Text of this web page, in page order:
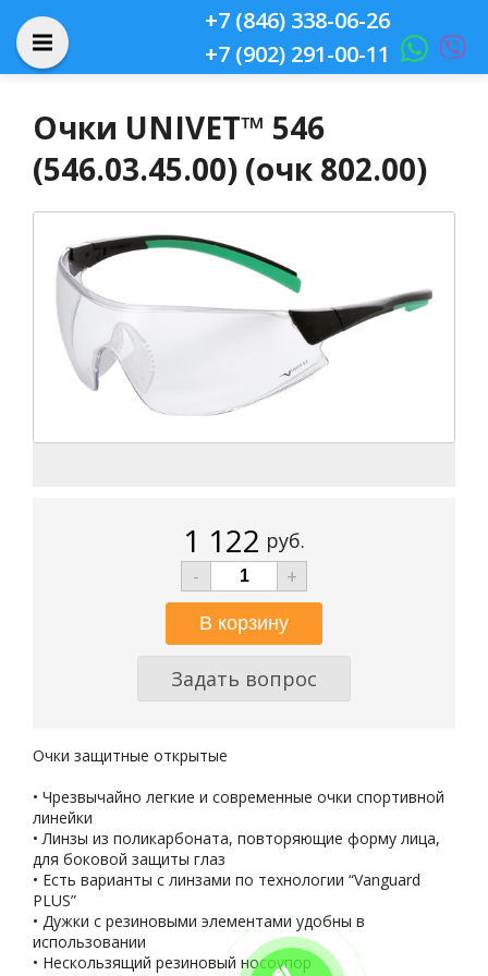
+7 (846) 338-06-26
+7 (902) 291-00-11
Очки UNIVET™ 546
(546.03.45.00) (очк 802.00)
1 122 руб.
-
+
Задать вопрос
Очки защитные открытые
• Чрезвычайно легкие и современные очки спортивной
линейки
• Линзы из поликарбоната, повторяющие форму лица,
для боковой защиты глаз
• Есть варианты с линзами по технологии “Vanguard
PLUS”
• Дужки с резиновыми элементами удобны в
использовании
• Нескользящий резиновый носоупор